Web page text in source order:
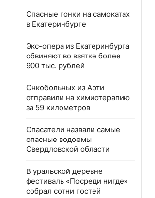
Опасные гонки на самокатах
в Екатеринбурге
Экс-опера из Екатеринбурга
обвиняют во взятке более
900 тыс. рублей
Онкобольных из Арти
отправили на химиотерапию
за 59 километров
Спасатели назвали самые
опасные водоемы
Свердловской области
В уральской деревне
фестиваль «Посреди нигде»
собрал сотни гостей